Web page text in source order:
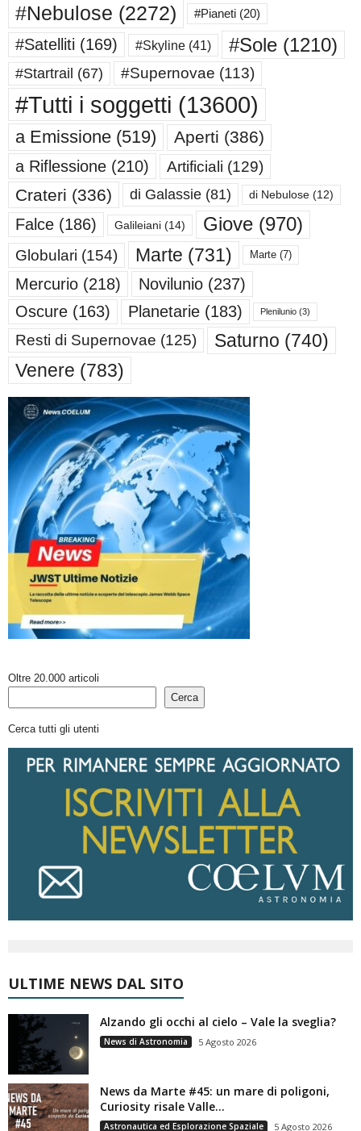
#Nebulose (2272) #Pianeti (20)
#Satelliti (169) #Skyline (41) #Sole (1210)
#Startrail (67) #Supernovae (113)
#Tutti i soggetti (13600)
a Emissione (519) Aperti (386)
a Riflessione (210) Artificiali (129)
Crateri (336) di Galassie (81) di Nebulose (12)
Falce (186) Galileiani (14) Giove (970)
Globulari (154) Marte (731) Marte (7)
Mercurio (218) Novilunio (237)
Oscure (163) Planetarie (183) Plenilunio (3)
Resti di Supernovae (125) Saturno (740)
Venere (783)
Oltre 20.000 articoli
Cerca
Cerca tutti gli utenti
ULTIME NEWS DAL SITO
Alzando gli occhi al cielo – Vale la sveglia?
News di Astronomia 5 Agosto 2026
News da Marte #45: un mare di poligoni,
Curiosity risale Valle...
Astronautica ed Esplorazione Spaziale 5 Agosto 2026